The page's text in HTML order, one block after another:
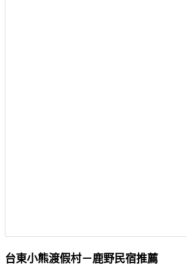
台東小熊渡假村－鹿野民宿推薦